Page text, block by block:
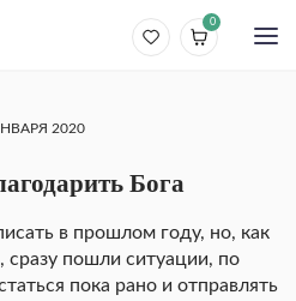
0
2020
Бога
в прошлом году, но, как
сразу пошли ситуации, по
пока рано и отправлять